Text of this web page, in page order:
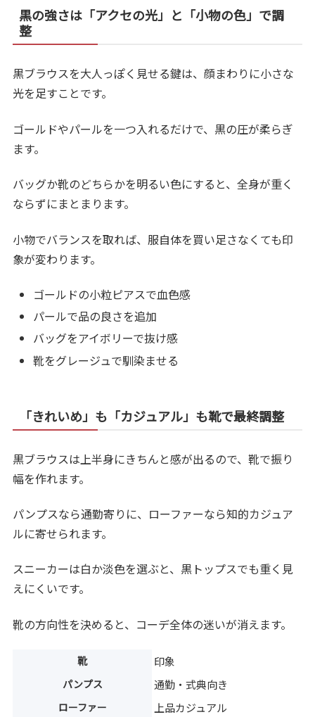
黒の強さは「アクセの光」と「小物の色」で調
整
黒ブラウスを大人っぽく見せる鍵は、顔まわりに小さな
光を足すことです。
ゴールドやパールを一つ入れるだけで、黒の圧が柔らぎ
ます。
バッグか靴のどちらかを明るい色にすると、全身が重く
ならずにまとまります。
小物でバランスを取れば、服自体を買い足さなくても印
象が変わります。
ゴールドの小粒ピアスで血色感
パールで品の良さを追加
バッグをアイボリーで抜け感
靴をグレージュで馴染ませる
「きれいめ」も「カジュアル」も靴で最終調整
黒ブラウスは上半身にきちんと感が出るので、靴で振り
幅を作れます。
パンプスなら通勤寄りに、ローファーなら知的カジュア
ルに寄せられます。
スニーカーは白か淡色を選ぶと、黒トップスでも重く見
えにくいです。
靴の方向性を決めると、コーデ全体の迷いが消えます。
靴 印象
パンプス 通勤・式典向き
ローファー 上品カジュアル